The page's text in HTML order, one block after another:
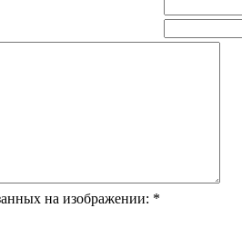
на изображении: *